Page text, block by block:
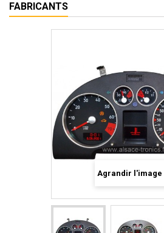
FABRICANTS
Agrandir l'image